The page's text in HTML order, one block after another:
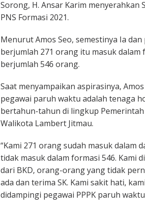
Sorong, H. Ansar Karim menyerahkan
PNS Formasi 2021.
Menurut Amos Seo, semestinya Ia
berjumlah 271 orang itu masuk dalam
berjumlah 546 orang.
Saat menyampaikan aspirasinya,
pegawai paruh waktu adalah tenaga
bertahun-tahun di lingkup
Walikota Lambert Jitmau.
“Kami 271 orang sudah masuk dalam
tidak masuk dalam formasi 546. Kami
dari BKD, orang-orang yang tidak
ada dan terima SK. Kami sakit hati,
didampingi pegawai PPPK paruh